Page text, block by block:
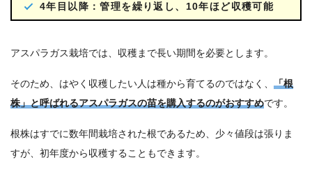
4年目以降：管理を繰り返し、10年ほど収穫可能
アスパラガス栽培では、収穫まで長い期間を必要とします。
そのため、はやく収穫したい人は種から育てるのではなく、 「根
株」と呼ばれるアスパラガスの苗を購入するのがおすすめです。
根株はすでに数年間栽培された根であるため、少々値段は張りま
すが、初年度から収穫することもできます。